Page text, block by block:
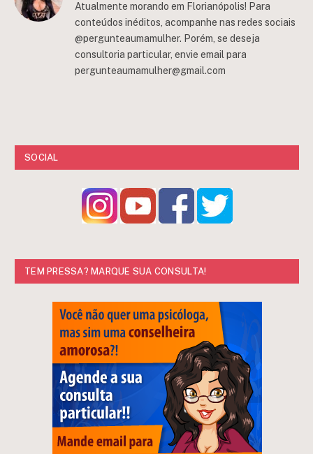
Atualmente morando em Florianópolis! Para
conteúdos inéditos, acompanhe nas redes sociais
@pergunteaumamulher. Porém, se deseja
consultoria particular, envie email para
pergunteaumamulher@gmail.com
SOCIAL
TEM PRESSA? MARQUE SUA CONSULTA!